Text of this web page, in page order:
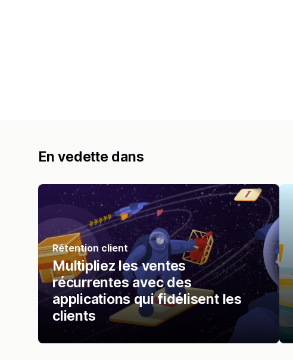
En vedette dans
Rétention client
Multipliez les ventes
récurrentes avec des
applications qui fidélisent les
clients